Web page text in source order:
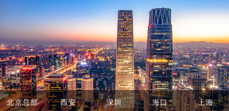
北京总部 西安 深圳 海口 上海